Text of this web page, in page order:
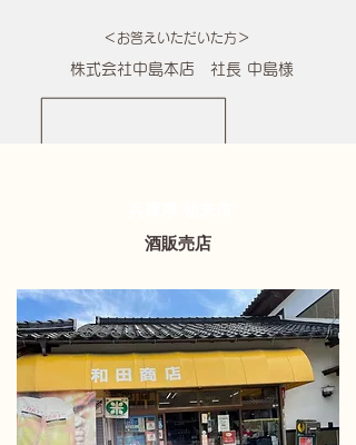
＜お答えいただいた方＞
株式会社中島本店 社長 中島様
酒販売店